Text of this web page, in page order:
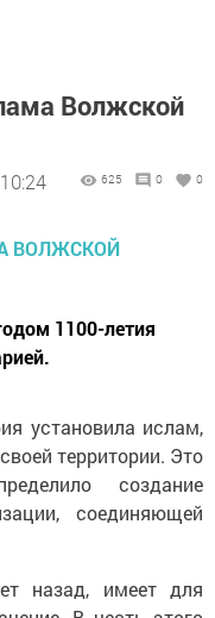
Волжской
625 0 0
1100-летия
установила ислам,
территории. Это
создание
соединяющей
назад, имеет для